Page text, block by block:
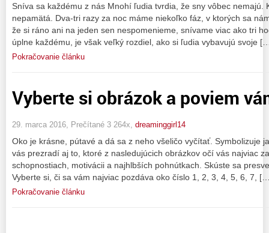
Sníva sa každému z nás Mnohí ľudia tvrdia, že sny vôbec nemajú.
nepamätá. Dva-tri razy za noc máme niekoľko fáz, v ktorých sa
že si ráno ani na jeden sen nespomenieme, snívame viac ako tri
úplne každému, je však veľký rozdiel, ako si ľudia vybavujú svoje
Pokračovanie článku
Vyberte si obrázok a poviem
29. marca 2016, Prečítané 3 264x, dreaminggirl14
Oko je krásne, pútavé a dá sa z neho všeličo vyčítať. Symbolizuje
vás prezradí aj to, ktoré z nasledujúcich obrázkov očí vás najviac
schopnostiach, motivácii a najhlbších pohnútkach. Skúste sa
Vyberte si, či sa vám najviac pozdáva oko číslo 1, 2, 3, 4, 5, 6, 7,
Pokračovanie článku